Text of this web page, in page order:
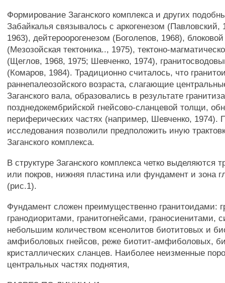
Формирование Заганского комплекса и других
Забайкалья связывалось с аркогенезом
1963), дейтероорогенезом (Боголепов, 1968), блоковой
(Мезозойская тектоника.., 1975), тектоно-
(Щеглов, 1968, 1975; Шевченко, 1974),
(Комаров, 1984). Традиционно считалось, что
раннепалеозойского возраста, слагающие
Заганского вала, образовались в результате
позднедокембрийской гнейсово-сланцевой толщи,
периферических частях (например, Шевченко, 1974).
исследования позволили предположить иную
Заганского комплекса.
В структуре Заганского комплекса четко выделяются
или покров, нижняя пластина или фундамент и зона
(рис.1).
Фундамент сложен преимущественно гранитоидами:
гранодиоритами, гранитогнейсами, граносиенитами,
небольшим количеством ксенолитов биотитовых и
амфиболовых гнейсов, реже биотит-амфиболовых,
кристаллических сланцев. Наиболее неизменные
центральных частях поднятия,